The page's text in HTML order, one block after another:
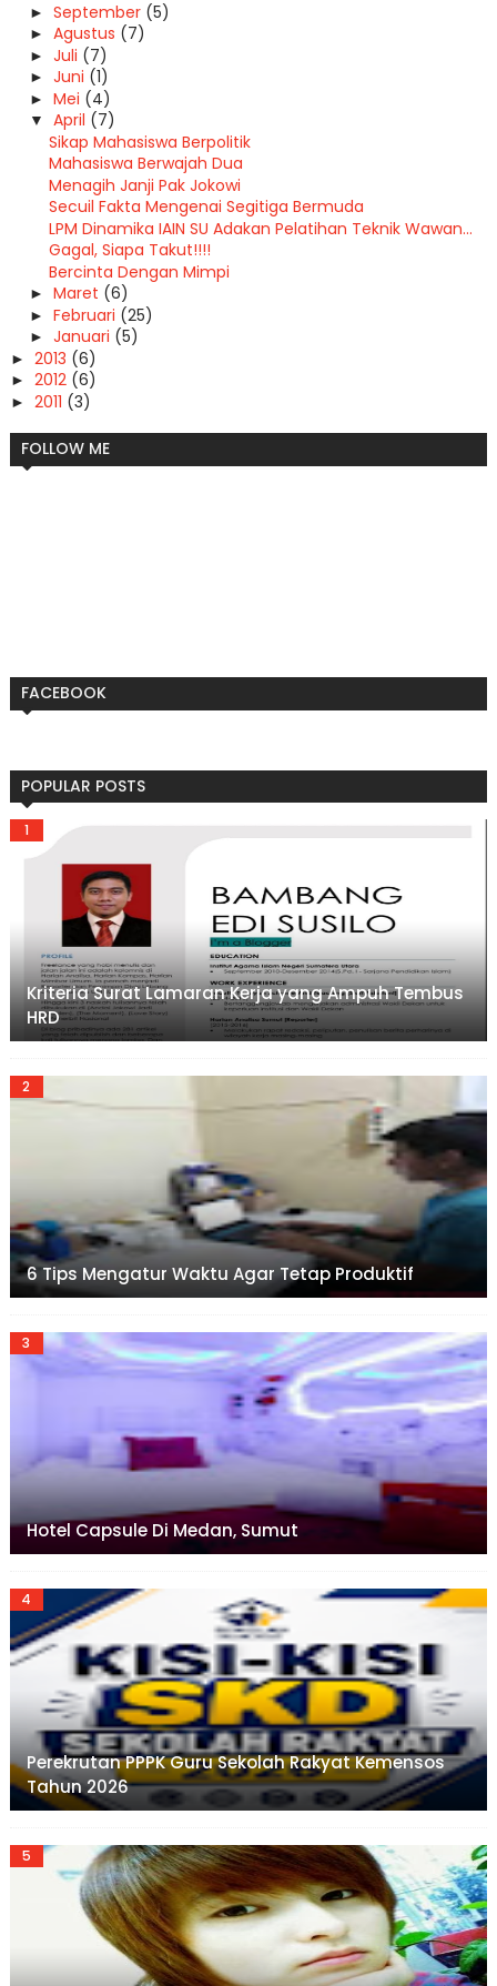
► September (5)
► Agustus (7)
► Juli (7)
► Juni (1)
► Mei (4)
▼ April (7)
Sikap Mahasiswa Berpolitik
Mahasiswa Berwajah Dua
Menagih Janji Pak Jokowi
Secuil Fakta Mengenai Segitiga Bermuda
LPM Dinamika IAIN SU Adakan Pelatihan Teknik Wawan...
Gagal, Siapa Takut!!!!
Bercinta Dengan Mimpi
► Maret (6)
► Februari (25)
► Januari (5)
► 2013 (6)
► 2012 (6)
► 2011 (3)
FOLLOW ME
FACEBOOK
POPULAR POSTS
Kriteria Surat Lamaran Kerja yang Ampuh Tembus
HRD
6 Tips Mengatur Waktu Agar Tetap Produktif
Hotel Capsule Di Medan, Sumut
Perekrutan PPPK Guru Sekolah Rakyat Kemensos
Tahun 2026